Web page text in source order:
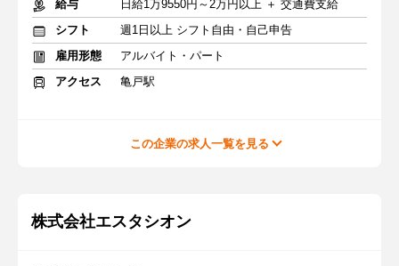
給与
日給1万9550円～2万円以上 ＋ 交通費支給
シフト
週1日以上 シフト自由・自己申告
雇用形態
アルバイト・パート
アクセス
亀戸駅
この企業の求人一覧を見る
株式会社エスタシオン